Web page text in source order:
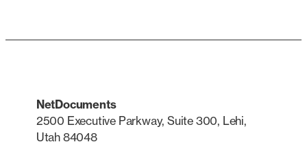
NetDocuments
2500 Executive Parkway, Suite 300, Lehi,
Utah 84048